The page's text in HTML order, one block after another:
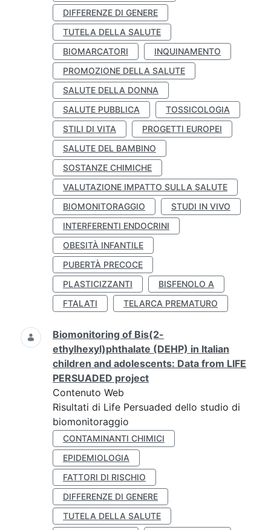
DIFFERENZE DI GENERE
TUTELA DELLA SALUTE
BIOMARCATORI
INQUINAMENTO
PROMOZIONE DELLA SALUTE
SALUTE DELLA DONNA
SALUTE PUBBLICA
TOSSICOLOGIA
STILI DI VITA
PROGETTI EUROPEI
SALUTE DEL BAMBINO
SOSTANZE CHIMICHE
VALUTAZIONE IMPATTO SULLA SALUTE
BIOMONITORAGGIO
STUDI IN VIVO
INTERFERENTI ENDOCRINI
OBESITÀ INFANTILE
PUBERTÀ PRECOCE
PLASTICIZZANTI
BISFENOLO A
FTALATI
TELARCA PREMATURO
Biomonitoring of Bis(2-
ethylhexyl)phthalate (DEHP) in Italian
children and adolescents: Data from LIFE
PERSUADED project
Contenuto Web
Risultati di Life Persuaded dello studio di
biomonitoraggio
CONTAMINANTI CHIMICI
EPIDEMIOLOGIA
FATTORI DI RISCHIO
DIFFERENZE DI GENERE
TUTELA DELLA SALUTE